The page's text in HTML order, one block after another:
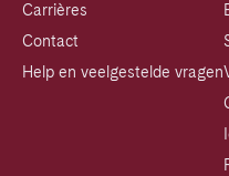
Carrières
Contact
Help en veelgestelde vragen